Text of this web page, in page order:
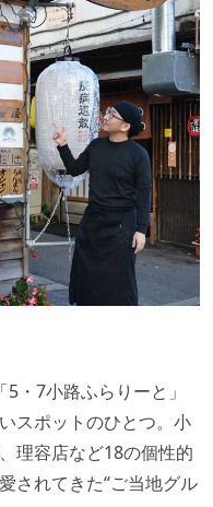
・7小路ふらりーと」
スポットのひとつ。小
理容店など18の個性的
されてきた“ご当地グル